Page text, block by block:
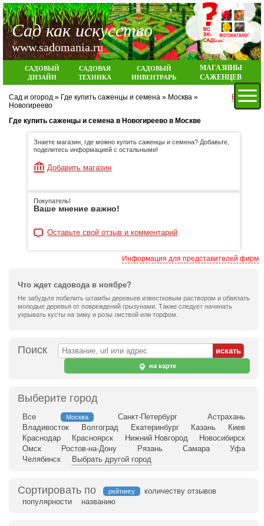
Сад как искусство
www.sadomania.ru
САДОВЫЙ
ДИЗАЙН
САДОВАЯ
ТЕХНИКА
САДОВЫЙ
ИНВЕНТРАРЬ
МАГАЗИНЫ
САЖЕНЦЕВ
Сад и огород » Где купить саженцы и семена » Москва »
Новогиреево
Вход
Где купить саженцы и семена в Новогиреево в Москве
Знаете магазин, где можно купить саженцы и семена? Добавьте,
поделитесь информацией с остальными!
Добавить магазин
Покупатель!
Ваше мнение важно!
Оставьте свой отзыв и комментарий
Информация для представителей фирм
Что ждет садовода в ноябре?
Не забудьте побелить штамбы деревьев известковым раствором и обвязать
молодые деревья от повреждений грызунами. Также следует начинать
укрывать кусты на зиму и розы листвой или торфом.
Поиск
на карте
Выберите город
Все Москва Санкт-Петербург
Астрахань
Владивосток
Волгоград Екатеринбург Казань
Киев
Краснодар
Красноярск Нижний Новгород
Новосибирск
Омск
Ростов-на-Дону Рязань Самара
Уфа
Челябинск
Выбрать другой город
Сортировать по рейтингу
количеству отзывов
популярности
названию